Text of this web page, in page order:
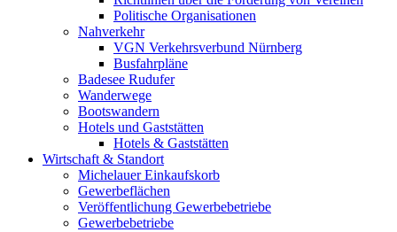
Politische Organisationen
Nahverkehr
VGN Verkehrsverbund Nürnberg
Busfahrpläne
Badesee Rudufer
Wanderwege
Bootswandern
Hotels und Gaststätten
Hotels & Gaststätten
Wirtschaft & Standort
Michelauer Einkaufskorb
Gewerbeflächen
Veröffentlichung Gewerbebetriebe
Gewerbebetriebe